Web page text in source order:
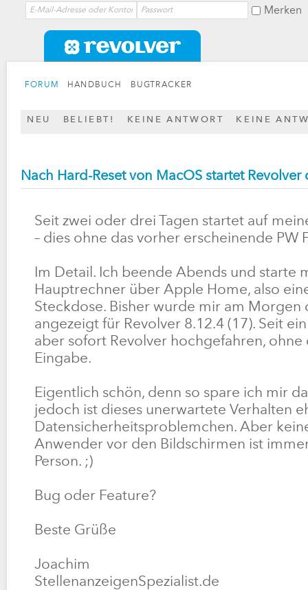
Merken
FORUM HANDBUCH BUGTRACKER
NEU BELIEBT! KEINE ANTWORT KEINE
Nach Hard-Reset von MacOS startet
Seit zwei oder drei Tagen startet auf
– dies ohne das vorher erscheinende PW
Im Detail. Ich beende Abends und starte
Hauptrechner über Apple Home, also
Steckdose. Bisher wurde mir am Morgen
angezeigt für Revolver 8.12.4 (17). Seit
aber sofort Revolver hochgefahren, ohne
Eingabe.
Eigentlich schön, denn so spare ich mir
jedoch ist dieses unerwartete Verhalten
Datensicherheitsproblemchen. Aber
Anwender vor den Bildschirmen ist
Person. ;)
Bug oder Feature?
Beste Grüße
Joachim
StellenanzeigenSpezialist.de